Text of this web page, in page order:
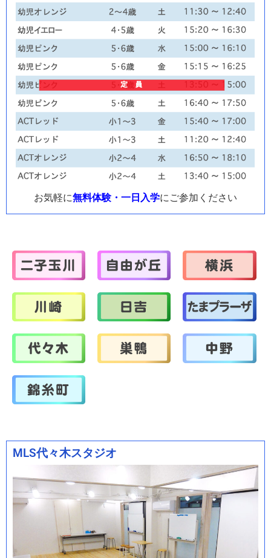
お気軽に無料体験・一日入学にご参加ください
MLS代々木スタジオ